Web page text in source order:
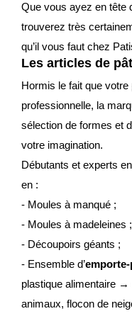
Que vous ayez en tête
trouverez très
qu’il vous faut chez
Les articles de
Hormis le fait que
professionnelle, la
sélection de formes et
votre imagination.
Débutants et experts
en :
- Moules à manqué ;
- Moules à madeleines ;
- Découpoirs géants ;
- Ensemble d’
plastique alimentaire →
animaux, flocon de